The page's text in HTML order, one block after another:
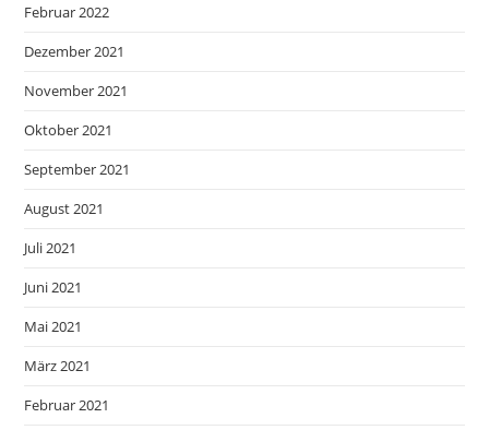
Februar 2022
Dezember 2021
November 2021
Oktober 2021
September 2021
August 2021
Juli 2021
Juni 2021
Mai 2021
März 2021
Februar 2021